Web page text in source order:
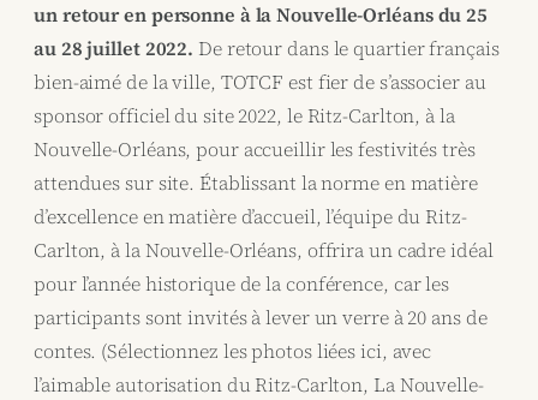
un retour en personne à la Nouvelle-Orléans du 25
au 28 juillet 2022. De retour dans le quartier français
bien-aimé de la ville, TOTCF est fier de s’associer au
sponsor officiel du site 2022, le Ritz-Carlton, à la
Nouvelle-Orléans, pour accueillir les festivités très
attendues sur site. Établissant la norme en matière
d’excellence en matière d’accueil, l’équipe du Ritz-
Carlton, à la Nouvelle-Orléans, offrira un cadre idéal
pour l’année historique de la conférence, car les
participants sont invités à lever un verre à 20 ans de
contes. (Sélectionnez les photos liées ici, avec
l’aimable autorisation du Ritz-Carlton, La Nouvelle-